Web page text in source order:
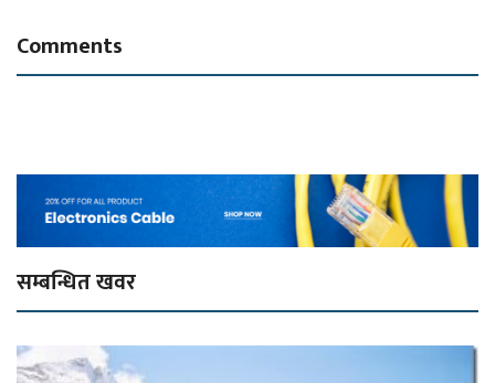
Comments
सम्बन्धित खवर